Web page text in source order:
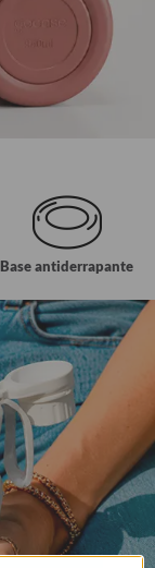
Base antiderrapante